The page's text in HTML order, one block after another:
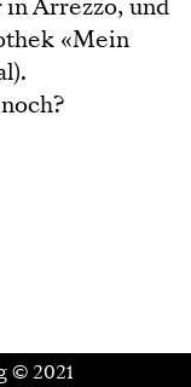
Arrezzo, und
«Mein
© 2021